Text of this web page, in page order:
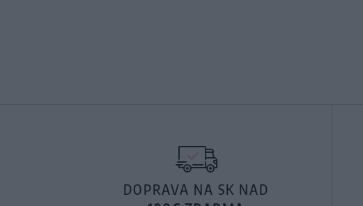
DOPRAVA NA SK NAD